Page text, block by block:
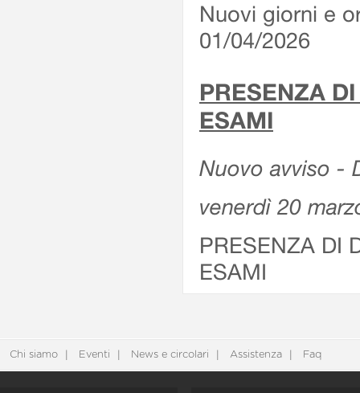
Nuovi giorni e
01/04/2026
PRESENZA
ESAMI
Nuovo avviso -
venerdì 20
PRESENZA DI
ESAMI
Chi siamo Eventi News e circolari Assistenza Faq